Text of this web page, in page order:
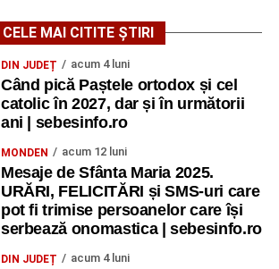
CELE MAI CITITE ȘTIRI
DIN JUDEȚ acum 4 luni
Când pică Paștele ortodox și cel
catolic în 2027, dar și în următorii
ani | sebesinfo.ro
MONDEN acum 12 luni
Mesaje de Sfânta Maria 2025.
URĂRI, FELICITĂRI și SMS-uri care
pot fi trimise persoanelor care își
serbează onomastica | sebesinfo.ro
DIN JUDEȚ acum 4 luni